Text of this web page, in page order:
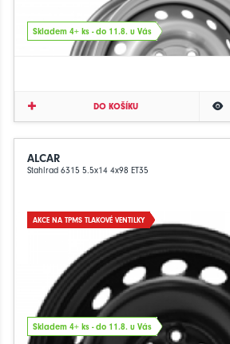
Skladem 4+ ks - do 11.8. u Vás
DO KOŠÍKU
ALCAR
Stahlrad 6315 5.5x14 4x98 ET35
AKCE NA TPMS TLAKOVÉ VENTILKY
Skladem 4+ ks - do 11.8. u Vás